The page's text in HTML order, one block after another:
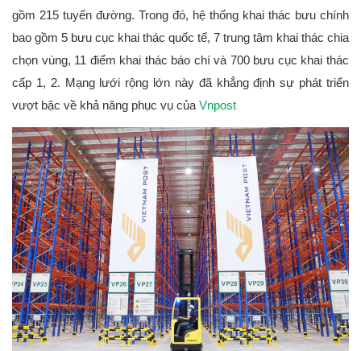
gồm 215 tuyến đường. Trong đó, hệ thống khai thác bưu chính
bao gồm 5 bưu cục khai thác quốc tế, 7 trung tâm khai thác chia
chọn vùng, 11 điểm khai thác báo chí và 700 bưu cục khai thác
cấp 1, 2. Mạng lưới rộng lớn này đã khẳng định sự phát triển
vượt bậc về khả năng phục vụ của Vnpost